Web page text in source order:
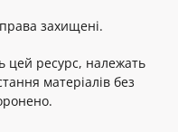
захищені.
цей ресурс, належать
матеріалів без